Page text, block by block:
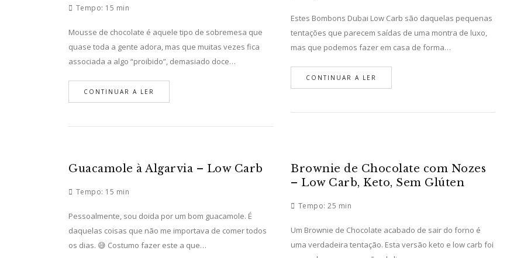
Tempo: 15 min
Mousse de chocolate é aquele tipo de sobremesa que
quase toda a gente adora, mas que muitas vezes fica
associada a algo “proibido”, demasiado doce…
CONTINUAR A LER
Estes Bombons Dubai Low Carb são daquelas pequenas
tentações que parecem saídas de uma montra de luxo,
mas que podemos fazer em casa de forma…
CONTINUAR A LER
Guacamole à Algarvia – Low Carb
Tempo: 15 min
Pessoalmente, sou doida por um bom guacamole. É
daquelas coisas que não me importava de comer todos
os dias. 😅 Costumo fazer este a que…
Brownie de Chocolate com Nozes
– Low Carb, Keto, Sem Glúten
Tempo: 25 min
Um Brownie de Chocolate acabado de sair do forno é
uma verdadeira tentação. Esta versão keto e low carb foi